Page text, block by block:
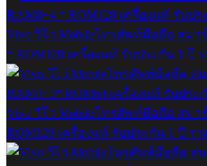
Vivo วีโว่ Mobileโทรศัพท์มือถือ สมา
* ROM128 เครื่องแท้ รับประกัน 1 ปี
Vivo วีโว่ Mobileโทรศัพท์มือถือ สมา
ROM128 เครื่องแท้ รับประกัน 1 ปี ร